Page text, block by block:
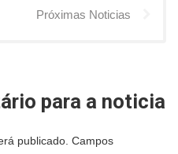
Próximas Noticias
para a noticia
publicado. Campos